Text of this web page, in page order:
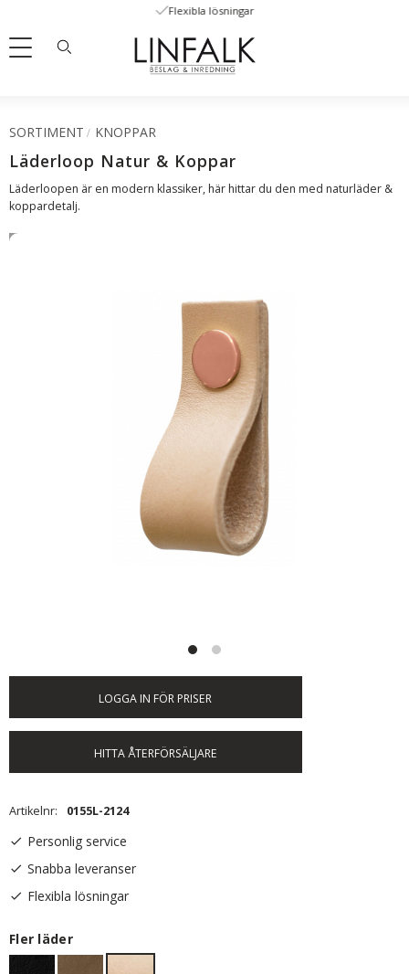
Meny
Flexibla lösningar
SORTIMENT KNOPPAR
Läderloop Natur & Koppar
Läderloopen är en modern klassiker, här hittar du den med naturläder &
koppardetalj.
LOGGA IN FÖR PRISER
HITTA ÅTERFÖRSÄLJARE
Artikelnr 0155L-2124
Personlig service
Snabba leveranser
Flexibla lösningar
Fler läder